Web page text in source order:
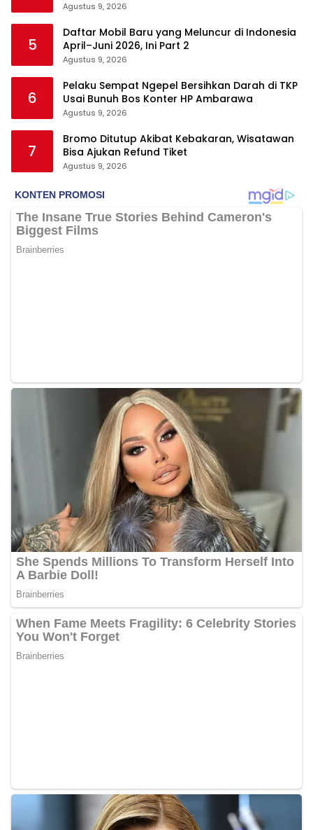
Agustus 9, 2026
5
Daftar Mobil Baru yang Meluncur di Indonesia
April–Juni 2026, Ini Part 2
Agustus 9, 2026
6
Pelaku Sempat Ngepel Bersihkan Darah di TKP
Usai Bunuh Bos Konter HP Ambarawa
Agustus 9, 2026
7
Bromo Ditutup Akibat Kebakaran, Wisatawan
Bisa Ajukan Refund Tiket
Agustus 9, 2026